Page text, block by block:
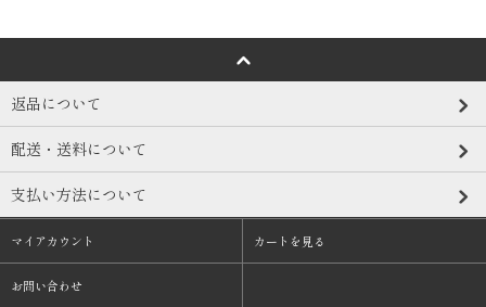
返品について
配送・送料について
支払い方法について
マイアカウント カートを見る
お問い合わせ